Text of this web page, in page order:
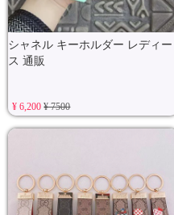
シャネル キーホルダー レディー
ス 通販
¥ 6,200¥ 7500